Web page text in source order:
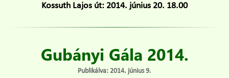
Kossuth Lajos út: 2014. június 20. 18.00
Gubányi Gála 2014.
Publikálva: 2014. június 9.